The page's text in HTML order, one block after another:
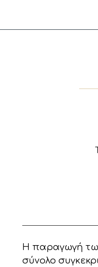
Η παραγωγή
σύνολο